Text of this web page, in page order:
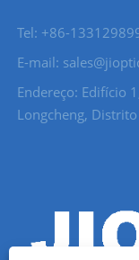
Tel: +86-
E-mail:
Endereço: Edifício
Longcheng,